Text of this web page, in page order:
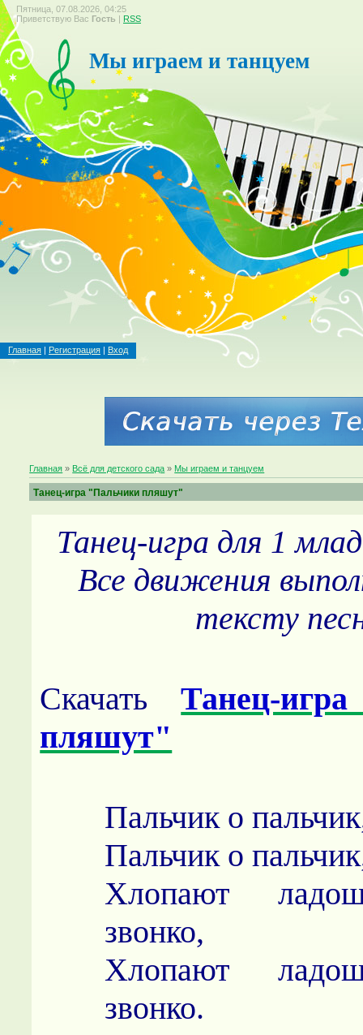
Пятница, 07.08.2026, 04:25
Приветствую Вас Гость | RSS
Мы играем и танцуем
Главная | Регистрация | Вход
Главная » Всё для детского сада » Мы играем и танцуем
Танец-игра "Пальчики пляшут"
Танец-игра для 1
Все движения
тексту
СкачатьТанец-
пляшут"
Пальчик о
Пальчик о
Хлопают
звонко,
Хлопают
звонко.